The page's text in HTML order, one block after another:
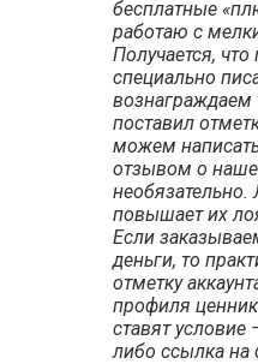
бесплатные
работаю с
Получается,
специально
вознаграждаем
поставил
можем
отзывом о
повышает их
Если
деньги, то
отметку
профиля
ставят условие
либо ссылка на